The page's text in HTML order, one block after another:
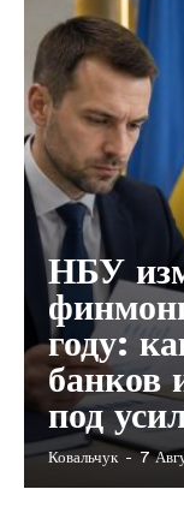
НБУ
году:
банков
под
Ковальчук - 7